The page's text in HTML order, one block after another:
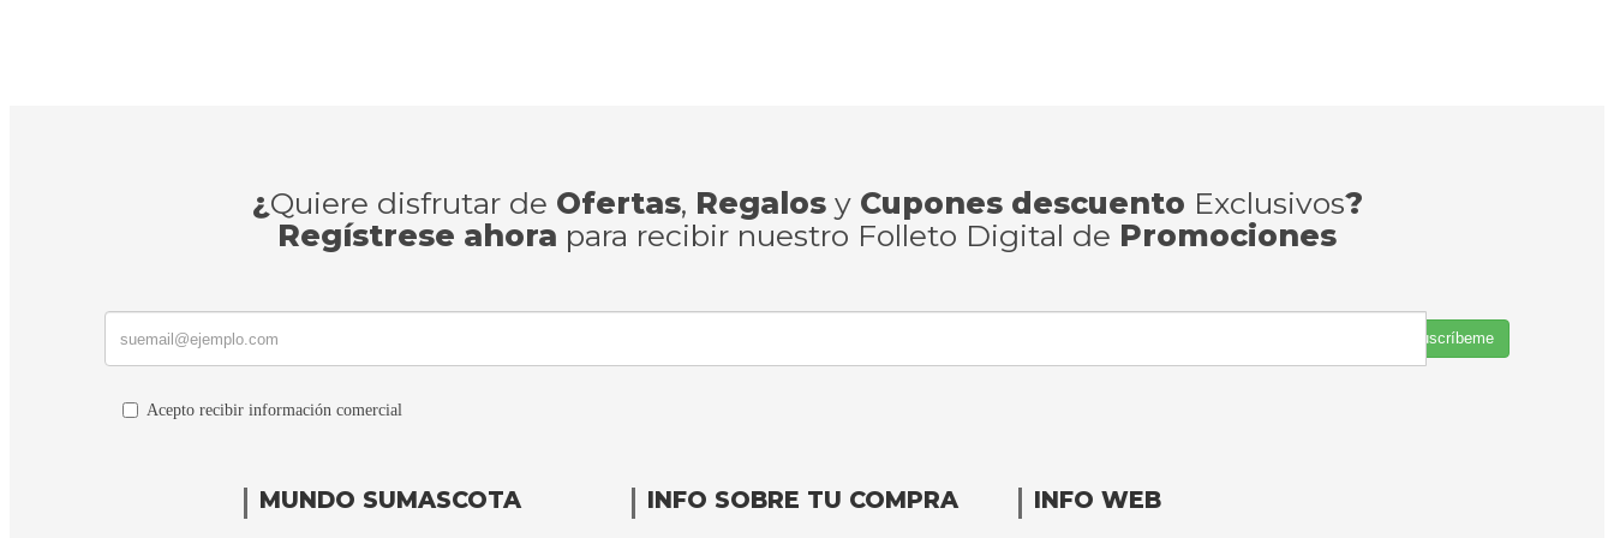
¿Quiere disfrutar de Ofertas, Regalosy Cupones descuento Exclusivos?
Regístrese ahora para recibir nuestro Folleto Digital de Promociones
Suscríbeme
Acepto recibir información comercial
MUNDO SUMASCOTA INFO SOBRE TU COMPRA INFO WEB